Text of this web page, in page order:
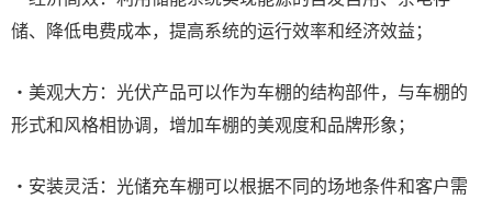
储、降低电费成本，提高系统的运行效率和经济效益；
·美观大方：光伏产品可以作为车棚的结构部件，与车棚的
形式和风格相协调，增加车棚的美观度和品牌形象；
·安装灵活：光储充车棚可以根据不同的场地条件和客户需